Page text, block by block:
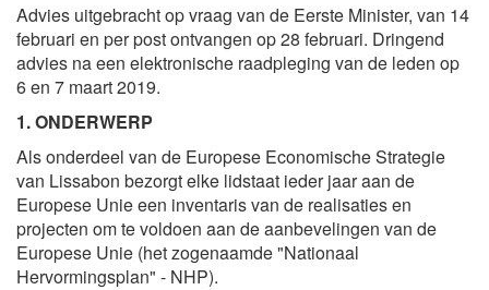
Advies uitgebracht op vraag van de Eerste Minister, van 14
februari en per post ontvangen op 28 februari. Dringend
advies na een elektronische raadpleging van de leden op
6 en 7 maart 2019.
1. ONDERWERP
Als onderdeel van de Europese Economische Strategie
van Lissabon bezorgt elke lidstaat ieder jaar aan de
Europese Unie een inventaris van de realisaties en
projecten om te voldoen aan de aanbevelingen van de
Europese Unie (het zogenaamde "Nationaal
Hervormingsplan" - NHP).